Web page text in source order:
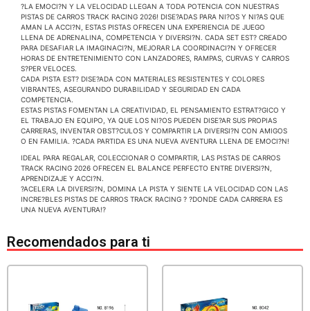
?LA EMOCI?N Y LA VELOCIDAD LLEGAN A TODA POTENCIA CON NUESTRAS
PISTAS DE CARROS TRACK RACING 2026! DISE?ADAS PARA NI?OS Y NI?AS QUE
AMAN LA ACCI?N, ESTAS PISTAS OFRECEN UNA EXPERIENCIA DE JUEGO
LLENA DE ADRENALINA, COMPETENCIA Y DIVERSI?N. CADA SET EST? CREADO
PARA DESAFIAR LA IMAGINACI?N, MEJORAR LA COORDINACI?N Y OFRECER
HORAS DE ENTRETENIMIENTO CON LANZADORES, RAMPAS, CURVAS Y CARROS
S?PER VELOCES.
CADA PISTA EST? DISE?ADA CON MATERIALES RESISTENTES Y COLORES
VIBRANTES, ASEGURANDO DURABILIDAD Y SEGURIDAD EN CADA
COMPETENCIA.
ESTAS PISTAS FOMENTAN LA CREATIVIDAD, EL PENSAMIENTO ESTRAT?GICO Y
EL TRABAJO EN EQUIPO, YA QUE LOS NI?OS PUEDEN DISE?AR SUS PROPIAS
CARRERAS, INVENTAR OBST?CULOS Y COMPARTIR LA DIVERSI?N CON AMIGOS
O EN FAMILIA. ?CADA PARTIDA ES UNA NUEVA AVENTURA LLENA DE EMOCI?N!
IDEAL PARA REGALAR, COLECCIONAR O COMPARTIR, LAS PISTAS DE CARROS
TRACK RACING 2026 OFRECEN EL BALANCE PERFECTO ENTRE DIVERSI?N,
APRENDIZAJE Y ACCI?N.
?ACELERA LA DIVERSI?N, DOMINA LA PISTA Y SIENTE LA VELOCIDAD CON LAS
INCRE?BLES PISTAS DE CARROS TRACK RACING ? ?DONDE CADA CARRERA ES
UNA NUEVA AVENTURA!?
Recomendados para ti